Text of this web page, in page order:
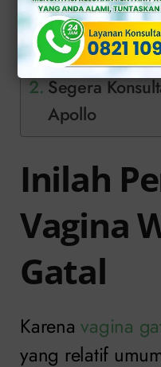
Inilah
Gatal
Segera
Apollo
Inilah
Vagina
Gatal
Karenavagina
yang relatif